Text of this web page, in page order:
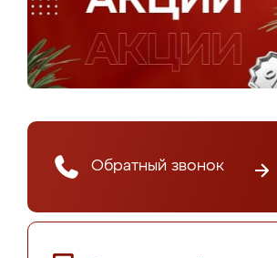
Обратный звонок